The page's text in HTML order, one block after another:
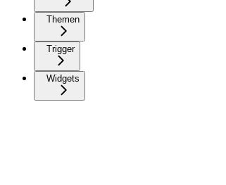
Themen
Trigger
Widgets